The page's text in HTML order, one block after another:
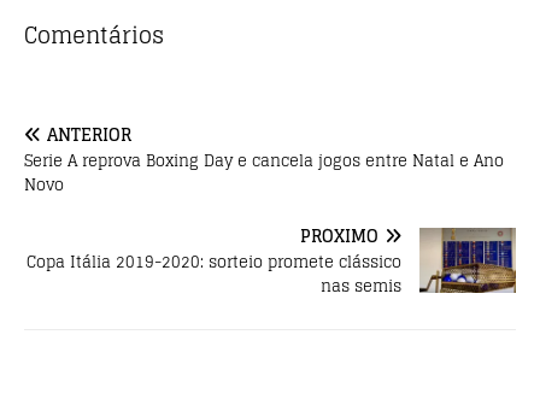
b
o
k
r
Comentários
ANTERIOR
Serie A reprova Boxing Day e cancela jogos entre Natal e Ano
Novo
PRÓXIMO
Copa Itália 2019-2020: sorteio promete clássico
nas semis